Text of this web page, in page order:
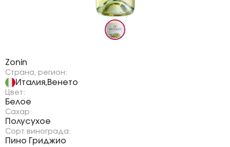
Zonin
Страна, регион:
Италия,Венето
Цвет:
Белое
Сахар:
Полусухое
Сорт винограда:
Пино Гриджио